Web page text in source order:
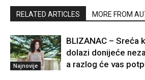
RELATED ARTICLES MORE FROM
Najnovije
BLIZANAC – Sreća
dolazi donijeće
a razlog će vas